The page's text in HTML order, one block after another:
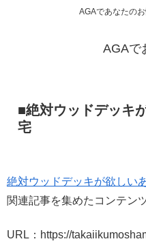
AGAであなたの
AGAで
■絶対ウッドデッキ
宅
絶対ウッドデッキが欲しい
関連記事を集めたコンテン
URL：https://